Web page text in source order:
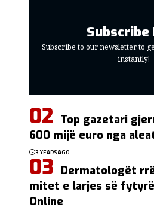
Subscribe
Subscribe to our newsletter to
instantly!
Top gazetari
600 mijë euro nga
3 YEARS AGO
Dermatologët
mitet e larjes së
Online